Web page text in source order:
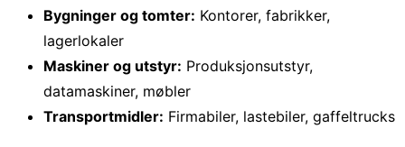
Bygninger og tomter: Kontorer, fabrikker,
lagerlokaler
Maskiner og utstyr: Produksjonsutstyr,
datamaskiner, møbler
Transportmidler: Firmabiler, lastebiler, gaffeltrucks